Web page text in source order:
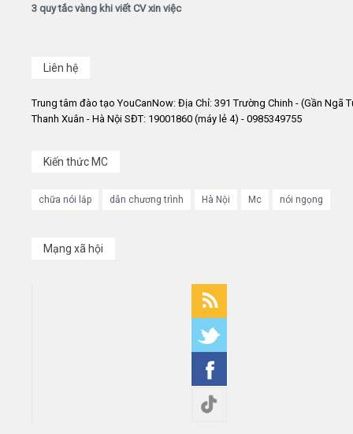
3 quy tắc vàng khi viết CV xin việc
Liên hệ
Trung tâm đào tạo YouCanNow: Địa Chỉ: 391 Trường Chinh - (Gần Ngã
Thanh Xuân - Hà Nội SĐT: 19001860 (máy lẻ 4) - 0985349755
Kiến thức MC
chữa nói lắp dẫn chương trình Hà Nội Mc nói ngọng
Mạng xã hội